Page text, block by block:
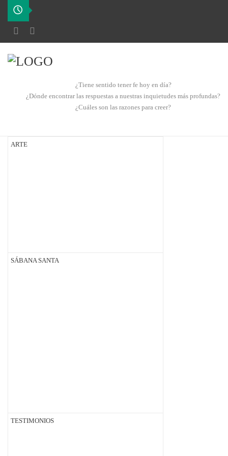
¿Tiene sentido tener fe hoy en día?
¿Dónde encontrar las respuestas a nuestras inquietudes más profundas?
¿Cuáles son las razones para creer?
ARTE
SÁBANA SANTA
TESTIMONIOS